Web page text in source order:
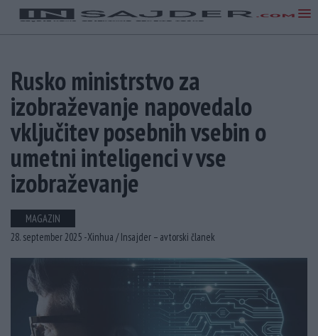
Rusko ministrstvo za
izobraževanje napovedalo
vključitev posebnih vsebin o
umetni inteligenci v vse
izobraževanje
MAGAZIN
28. september 2025 -Xinhua /Insajder – avtorski članek